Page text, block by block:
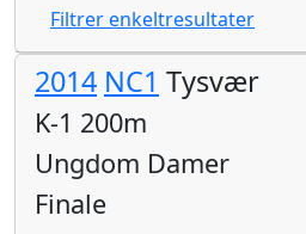
Filtrer enkeltresultater
2014 NC1 Tysvær
K-1 200m
Ungdom Damer
Finale